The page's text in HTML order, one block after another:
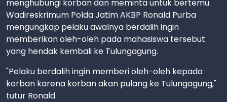
menghubungi korban dan meminta untuk bertemu.
Wadireskrimum Polda Jatim AKBP Ronald Purba
mengungkap pelaku awalnya berdalih ingin
memberikan oleh-oleh pada mahasiswa tersebut
yang hendak kembali ke Tulungagung.
"Pelaku berdalih ingin memberi oleh-oleh kepada
korban karena korban akan pulang ke Tulungagung,"
tutur Ronald.